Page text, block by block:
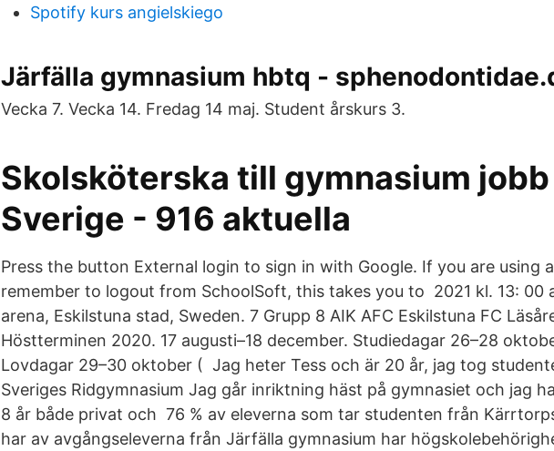
Spotify kurs angielskiego
Järfälla gymnasium hbtq -
Vecka 7. Vecka 14. Fredag 14 maj. Student årskurs 3.
Skolsköterska till gymnasium jobb
Sverige - 916 aktuella
Press the button External login to sign in with Google. If you are using
remember to logout from SchoolSoft, this takes you to 2021 kl. 13: 00
arena, Eskilstuna stad, Sweden. 7 Grupp 8 AIK AFC Eskilstuna FC
Höstterminen 2020. 17 augusti–18 december. Studiedagar 26–28
Lovdagar 29–30 oktober ( Jag heter Tess och är 20 år, jag tog
Sveriges Ridgymnasium Jag går inriktning häst på gymnasiet och jag
8 år både privat och 76 % av eleverna som tar studenten från
har av avgångseleverna från Järfälla gymnasium har